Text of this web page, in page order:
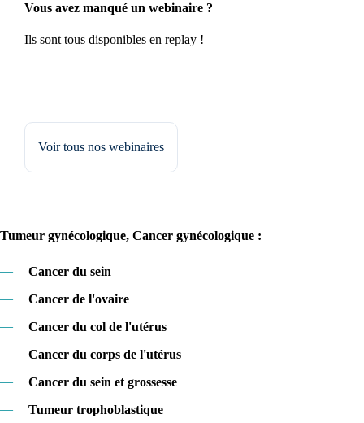
Vous avez manqué un webinaire ?
Ils sont tous disponibles en replay !
Voir tous nos webinaires
Tumeur gynécologique, Cancer gynécologique :
—
Cancer du sein
—
Cancer de l'ovaire
—
Cancer du col de l'utérus
—
Cancer du corps de l'utérus
—
Cancer du sein et grossesse
—
Tumeur trophoblastique